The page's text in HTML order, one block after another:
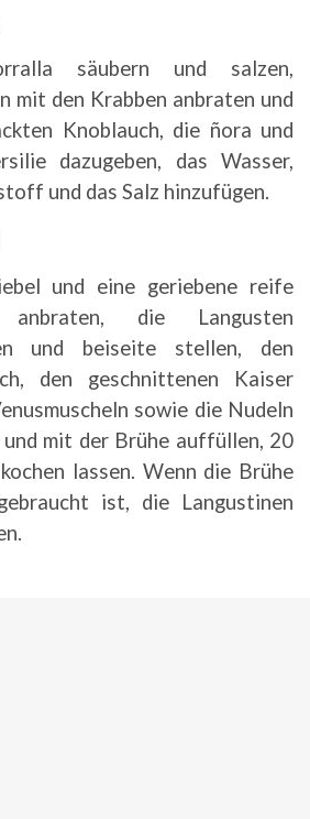
säubern und salzen,
mit den Krabben anbraten und
Knoblauch, die ñora und
dazugeben, das Wasser,
und das Salz hinzufügen.
und eine geriebene reife
anbraten, die Langusten
und beiseite stellen, den
den geschnittenen Kaiser
sowie die Nudeln
und mit der Brühe auffüllen, 20
lassen. Wenn die Brühe
ist, die Langustinen